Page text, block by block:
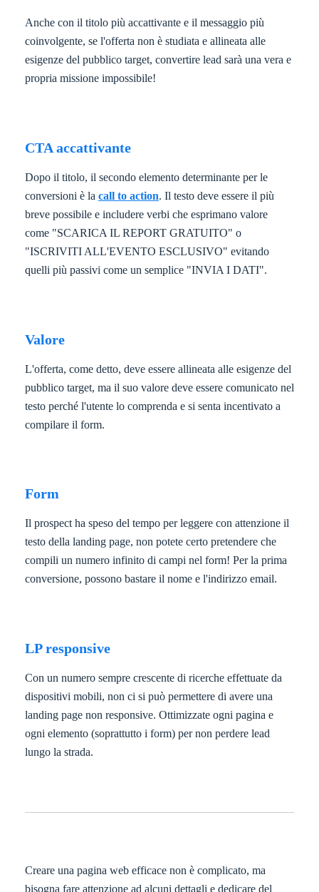
Anche con il titolo più accattivante e il messaggio più
coinvolgente, se l'offerta non è studiata e allineata alle
esigenze del pubblico target, convertire lead sarà una vera e
propria missione impossibile!
CTA accattivante
Dopo il titolo, il secondo elemento determinante per le
conversioni è la call to action. Il testo deve essere il più
breve possibile e includere verbi che esprimano valore
come "SCARICA IL REPORT GRATUITO" o
"ISCRIVITI ALL'EVENTO ESCLUSIVO" evitando
quelli più passivi come un semplice "INVIA I DATI".
Valore
L'offerta, come detto, deve essere allineata alle esigenze del
pubblico target, ma il suo valore deve essere comunicato nel
testo perché l'utente lo comprenda e si senta incentivato a
compilare il form.
Form
Il prospect ha speso del tempo per leggere con attenzione il
testo della landing page, non potete certo pretendere che
compili un numero infinito di campi nel form! Per la prima
conversione, possono bastare il nome e l'indirizzo email.
LP responsive
Con un numero sempre crescente di ricerche effettuate da
dispositivi mobili, non ci si può permettere di avere una
landing page non responsive. Ottimizzate ogni pagina e
ogni elemento (soprattutto i form) per non perdere lead
lungo la strada.
Creare una pagina web efficace non è complicato, ma
bisogna fare attenzione ad alcuni dettagli e dedicare del